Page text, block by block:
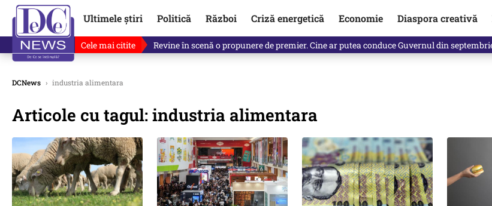
Ultimele știri Politică Război Criză energetică Economie Diaspora creativă
Cele mai citite Revine în scenă o propunere de premier. Cine ar putea conduce Guvernul din
DCNews › industria alimentara
Articole cu tagul: industria alimentara